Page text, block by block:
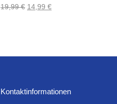
19,99€ Ursprünglicher
14,99 €Aktueller
Kontaktinformationen